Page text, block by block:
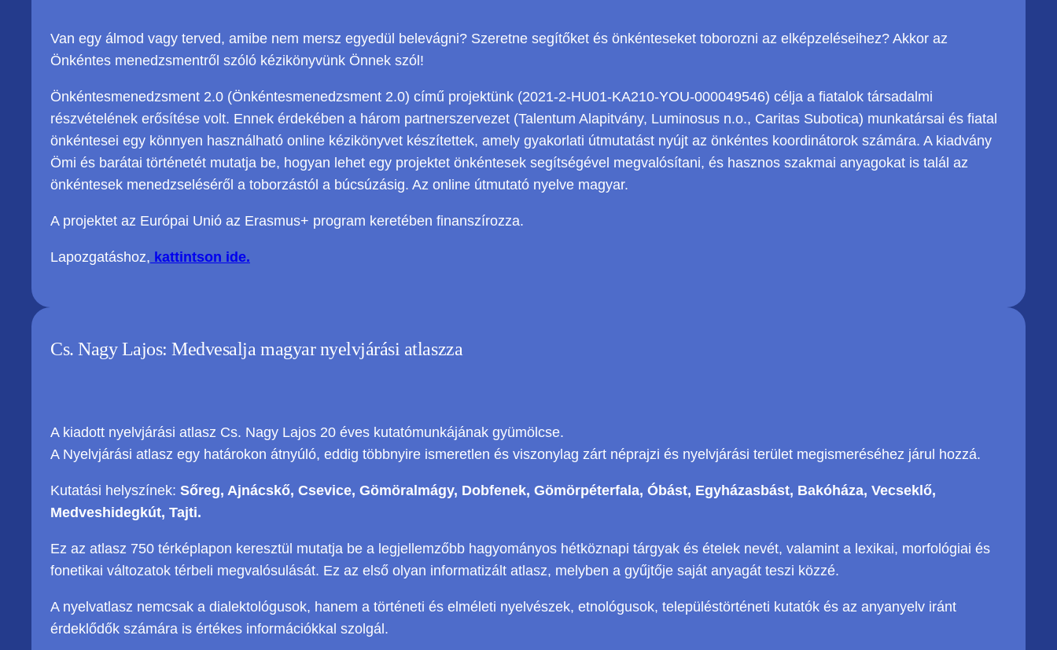
Van egy álmod vagy terved, amibe nem mersz egyedül belevágni? Szeretne segítőket és önkénteseket toborozni az elképzeléseihez? Akkor az
Önkéntes menedzsmentről szóló kézikönyvünk Önnek szól!
Önkéntesmenedzsment 2.0 (Önkéntesmenedzsment 2.0) című projektünk (2021-2-HU01-KA210-YOU-000049546) célja a fiatalok társadalmi
részvételének erősítése volt. Ennek érdekében a három partnerszervezet (Talentum Alapitvány, Luminosus n.o., Caritas Subotica) munkatársai és fiatal
önkéntesei egy könnyen használható online kézikönyvet készítettek, amely gyakorlati útmutatást nyújt az önkéntes koordinátorok számára. A kiadvány
Ömi és barátai történetét mutatja be, hogyan lehet egy projektet önkéntesek segítségével megvalósítani, és hasznos szakmai anyagokat is talál az
önkéntesek menedzseléséről a toborzástól a búcsúzásig. Az online útmutató nyelve magyar.
A projektet az Európai Unió az Erasmus+ program keretében finanszírozza.
Lapozgatáshoz, kattintson ide.
Cs. Nagy Lajos: Medvesalja magyar nyelvjárási atlaszza
A kiadott nyelvjárási atlasz Cs. Nagy Lajos 20 éves kutatómunkájának gyümölcse.
A Nyelvjárási atlasz egy határokon átnyúló, eddig többnyire ismeretlen és viszonylag zárt néprajzi és nyelvjárási terület megismeréséhez járul hozzá.
Kutatási helyszínek: Sőreg, Ajnácskő, Csevice, Gömöralmágy, Dobfenek, Gömörpéterfala, Óbást, Egyházasbást, Bakóháza, Vecseklő,
Medveshidegkút, Tajti.
Ez az atlasz 750 térképlapon keresztül mutatja be a legjellemzőbb hagyományos hétköznapi tárgyak és ételek nevét, valamint a lexikai, morfológiai és
fonetikai változatok térbeli megvalósulását. Ez az első olyan informatizált atlasz, melyben a gyűjtője saját anyagát teszi közzé.
A nyelvatlasz nemcsak a dialektológusok, hanem a történeti és elméleti nyelvészek, etnológusok, településtörténeti kutatók és az anyanyelv iránt
érdeklődők számára is értékes információkkal szolgál.